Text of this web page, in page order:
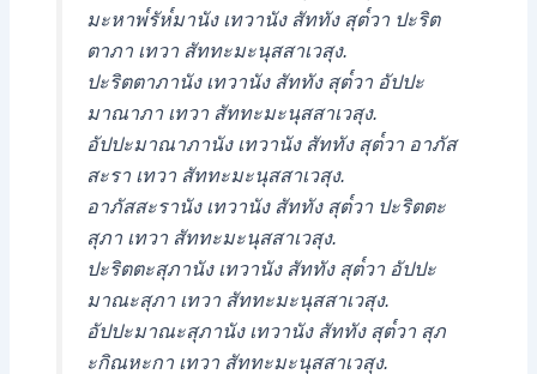
มะหาพ๎รัห๎มานัง เทวานัง สัททัง สุต๎วา ปะริต
ตาภา เทวา สัททะมะนุสสาเวสุง.
ปะริตตาภานัง เทวานัง สัททัง สุต๎วา อัปปะ
มาณาภา เทวา สัททะมะนุสสาเวสุง.
อัปปะมาณาภานัง เทวานัง สัททัง สุต๎วา อาภัส
สะรา เทวา สัททะมะนุสสาเวสุง.
อาภัสสะรานัง เทวานัง สัททัง สุต๎วา ปะริตตะ
สุภา เทวา สัททะมะนุสสาเวสุง.
ปะริตตะสุภานัง เทวานัง สัททัง สุต๎วา อัปปะ
มาณะสุภา เทวา สัททะมะนุสสาเวสุง.
อัปปะมาณะสุภานัง เทวานัง สัททัง สุต๎วา สุภ
ะกิณหะกา เทวา สัททะมะนุสสาเวสุง.